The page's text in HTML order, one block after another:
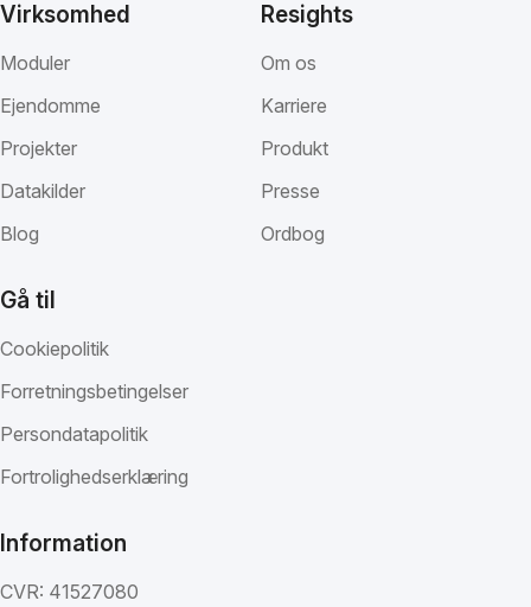
Virksomhed
Moduler
Ejendomme
Projekter
Datakilder
Blog
Resights
Om os
Karriere
Produkt
Presse
Ordbog
Gå til
Cookiepolitik
Forretningsbetingelser
Persondatapolitik
Fortrolighedserklæring
Information
CVR: 41527080